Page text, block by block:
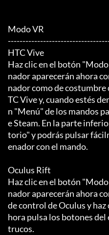
Modo VR
HTC Vive
Haz clic en el botón
nador aparecerán ahora
nador como de costumbre
TC Vive y, cuando estés
n "Menú" de los mandos
e Steam. En la parte
torio" y podrás pulsar
enador con el mando.
Oculus Rift
Haz clic en el botón
nador aparecerán ahora
de control de Oculus y
hora pulsa los botones
trucos.